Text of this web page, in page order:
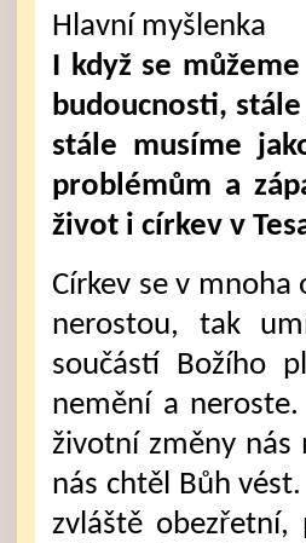
Hlavní myšlenka
I když se
budoucnosti,
stále musíme
problémům a
život i církev v
Církev se v
nerostou, tak
součástí Božího
nemění a
životní změny nás
nás chtěl Bůh
zvláště